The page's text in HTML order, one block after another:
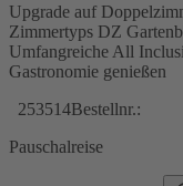
Upgrade auf
Zimmertyps DZ
Umfangreiche All
Gastronomie genießen
253514Bestellnr.:
Pauschalreise